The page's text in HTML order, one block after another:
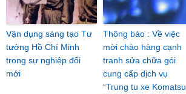
Vận dụng sáng tạo Tư
tưởng Hồ Chí Minh
trong sự nghiệp đổi
mới
Thông báo : Về việc
mời chào hàng cạnh
tranh sửa chữa gói
cung cấp dịch vụ
“Trung tu xe Komatsu